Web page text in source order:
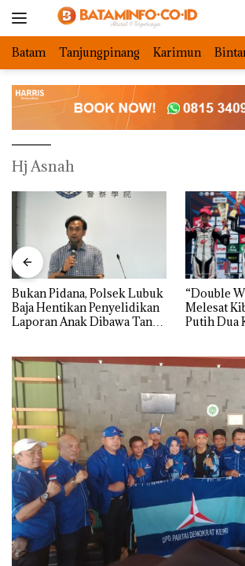
Batam Tanjungpinang Karimun
Hj Asnah
Bukan Pidana, Polsek Lubuk
Baja Hentikan Penyelidikan
Laporan Anak Dibawa Tanpa
“Double
Melesat
Putih Dua